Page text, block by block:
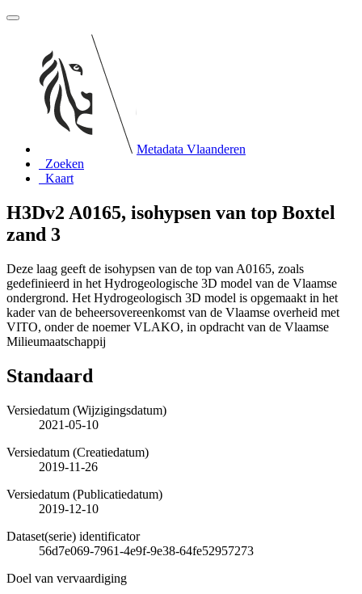
Metadata Vlaanderen
Zoeken
Kaart
H3Dv2 A0165, isohypsen van top Boxtel
zand 3
Deze laag geeft de isohypsen van de top van A0165, zoals
gedefinieerd in het Hydrogeologische 3D model van de Vlaamse
ondergrond. Het Hydrogeologisch 3D model is opgemaakt in het
kader van de beheersovereenkomst van de Vlaamse overheid met
VITO, onder de noemer VLAKO, in opdracht van de Vlaamse
Milieumaatschappij
Standaard
Versiedatum (Wijzigingsdatum)
2021-05-10
Versiedatum (Creatiedatum)
2019-11-26
Versiedatum (Publicatiedatum)
2019-12-10
Dataset(serie) identificator
56d7e069-7961-4e9f-9e38-64fe52957273
Doel van vervaardiging